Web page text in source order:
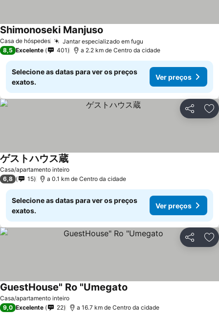
Casa de hóspedes Jantar especializado em fugu
Shimonoseki Manjuso
8,5 Excelente 401 a 2.2 km de Centro da cidade
Selecione as datas para ver os preços
exatos.
Ver preços
Partilhar
Casa/apartamento inteiro
ゲストハウス蔵
6,8 15 a 0.1 km de Centro da cidade
Selecione as datas para ver os preços
exatos.
Ver preços
Partilhar
Casa/apartamento inteiro
GuestHouse" Ro "Umegato
9,0 Excelente 22 a 16.7 km de Centro da cidade